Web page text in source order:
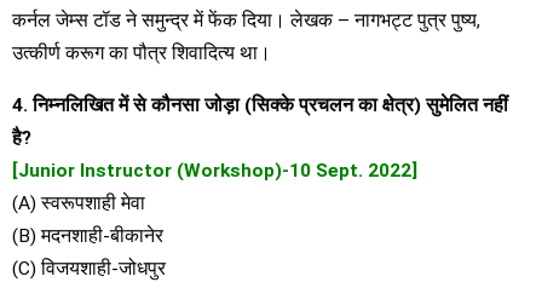
कर्नल जेम्स टॉड ने समुन्द्र में फेंक दिया। लेखक – नागभट्ट पुत्र पुष्य,
उत्कीर्ण करूग का पौत्र शिवादित्य था।
4. निम्नलिखित में से कौनसा जोड़ा (सिक्के प्रचलन का क्षेत्र) सुमेलित नहीं
है?
[Junior Instructor (Workshop)-10 Sept. 2022]
(A) स्वरूपशाही मेवा
(B) मदनशाही-बीकानेर
(C) विजयशाही-जोधपुर